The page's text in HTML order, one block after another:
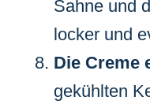
Sahne und
locker und
Die Creme
gekühlten